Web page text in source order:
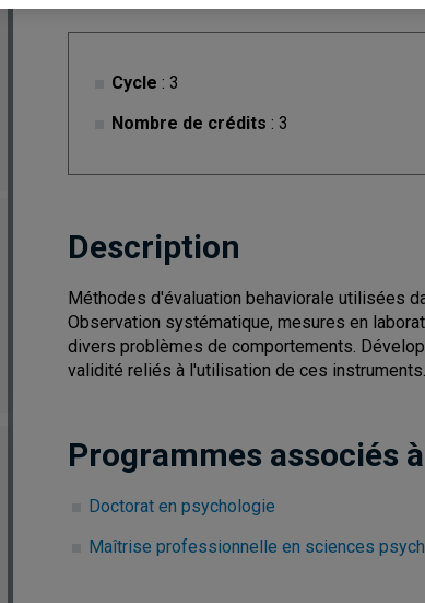
Cycle : 3
Nombre de crédits : 3
Description
Méthodes d'évaluation behaviorale utilisées
Observation systématique, mesures en
divers problèmes de comportements.
validité reliés à l'utilisation de ces instruments.
Programmes associés
Doctorat en psychologie
Maîtrise professionnelle en sciences